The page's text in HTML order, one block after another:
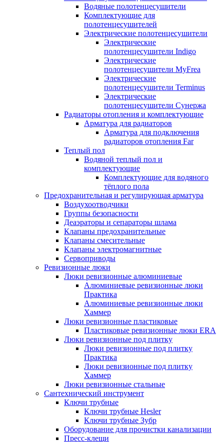
Водяные полотенцесушители
Комплектующие для
полотенцесушителей
Электрические полотенцесушители
Электрические
полотенцесушители Indigo
Электрические
полотенцесушители MyFrea
Электрические
полотенцесушители Terminus
Электрические
полотенцесушители Сунержа
Радиаторы отопления и комплектующие
Арматура для радиаторов
Арматура для подключения
радиаторов отопления Far
Теплый пол
Водяной теплый пол и
комплектующие
Комплектующие для водяного
тёплого пола
Предохранительная и регулирующая арматура
Воздухоотводчики
Группы безопасности
Деаэраторы и сепараторы шлама
Клапаны предохранительные
Клапаны смесительные
Клапаны электромагнитные
Сервоприводы
Ревизионные люки
Люки ревизионные алюминиевые
Алюминиевые ревизионные люки
Практика
Алюминиевые ревизионные люки
Хаммер
Люки ревизионные пластиковые
Пластиковые ревизионные люки ERA
Люки ревизионные под плитку
Люки ревизионные под плитку
Практика
Люки ревизионные под плитку
Хаммер
Люки ревизионные стальные
Сантехнический инструмент
Ключи трубные
Ключи трубные Hesler
Ключи трубные Зубр
Оборудование для прочистки канализации
Пресс-клещи